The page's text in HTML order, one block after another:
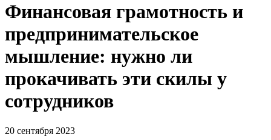
Финансовая грамотность и
предпринимательское
мышление: нужно ли
прокачивать эти скилы у
сотрудников
20 сентября 2023